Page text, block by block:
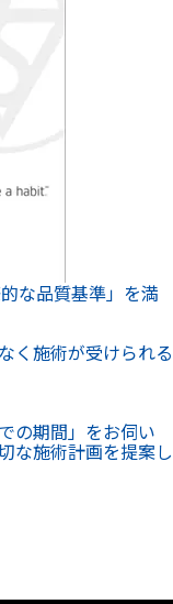
な品質基準」を満
く施術が受けられる
の期間」をお伺い
な施術計画を提案し